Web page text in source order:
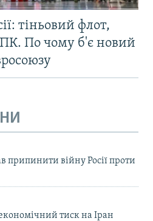
тіньовий флот,
По чому б'є новий
припинити війну Росії проти
тиск на Іран